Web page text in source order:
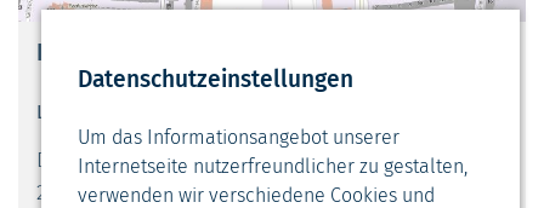
Datenschutzeinstellungen
Um das Informationsangebot unserer
Internetseite nutzerfreundlicher zu gestalten,
verwenden wir verschiedene Cookies und
Hier finden Sie uns
Lutherschule
Dionysiusstr. 52
27576 Bremerhaven